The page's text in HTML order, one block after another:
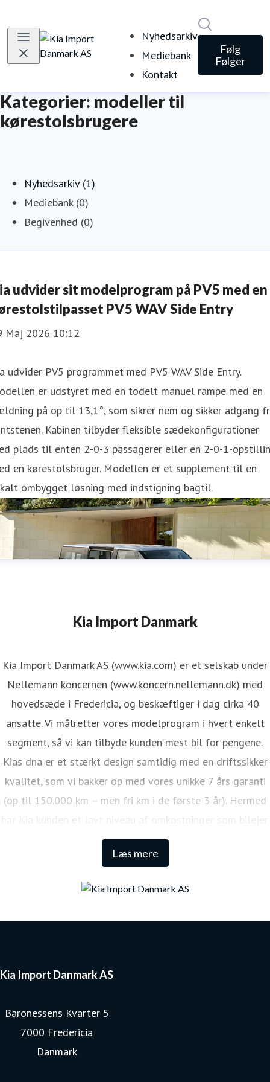
Nyhedsarkiv
Mediebank
Kontakt
Følg
Følger
Kategorier: modeller til
kørestolsbrugere
Nyhedsarkiv (1)
Mediebank (0)
Begivenhed (0)
udvider sit modelprogram på PV5 med en
PV5 WAV Side Entry
Maj 2026 10:12
udvider PV5 programmet med PV5 WAV Side Entry.
er udstyret med en todelt manuel rampe med en
på op til 13,1°, som sikrer nem og sikker adgang
Kabinen tilbyder fleksible sædekonfigurationer
plads til enten 2-0-3 passagerer eller en 2-0-1-
en kørestolsbruger. Modellen er et supplement til en
ombygget løsning med indstigning bagtil.
Kia Import Danmark
Læs mere
Kia Import Danmark AS (www.kia.com) er et selskab under
Nellemann koncernen (www.koncern.nellemann.dk) med
hovedsæde i Fredericia, og beskæftiger i dag cirka 40
ansatte. Vi målretter vores modelprogram i hvert enkelt
segment, så vi kan tilbyde kunden mest bil for pengene.
Kias dna er et stærkt design samtidig med en driftssikker
kvalitet, som vi bakker op med vores unikke 7 års garanti
(op til 150.000 km – men fri km i de første 3 år). Hermed
har Kia kunden et lavt niveau af omkostninger som bilejer.
Den lange garanti sikrer samtidig én af de højeste
restværdier i markedet.
Kia Import Danmark AS
Baronessens Kvarter 5
7000 Fredericia
Danmark